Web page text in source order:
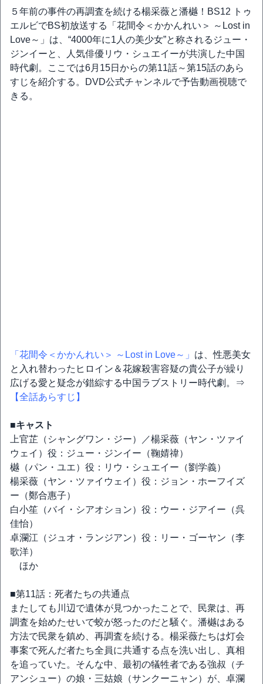
５年前の事件の再調査を続ける楊采薇と潘樾！BS12 トゥ
エルビでBS初放送する「花間令＜かかんれい＞ ～Lost in
Love～」は、“4000年に1人の美少女”と称されるジュー・
ジンイーと、人気俳優リウ・シュエイーが共演した中国
時代劇。ここでは6月15日からの第11話～第15話のあら
すじを紹介する。DVD公式チャンネルで予告動画視聴で
きる。
「花間令＜かかんれい＞ ～Lost in Love～」 は、性悪美女
と入れ替わったヒロイン＆花嫁殺害容疑の貴公子が繰り
広げる愛と疑念が錯綜する中国ラブストリー時代劇。⇒
【全話あらすじ】
■キャスト
上官芷（シャングワン・ジー）／楊采薇（ヤン・ツァイ
ウェイ）役：ジュー・ジンイー（鞠婧禕）
樾（パン・ユエ）役：リウ・シュエイー（劉学義）
楊采薇（ヤン・ツァイウェイ）役：ジョン・ホーフイズ
ー（鄭合惠子）
白小笙（バイ・シアオション）役：ウー・ジアイー（呉
佳怡）
卓瀾江（ジュオ・ランジアン）役：リー・ゴーヤン（李
歌洋）
ほか
■第11話：死者たちの共通点
またしても川辺で遺体が見つかったことで、民衆は、再
調査を始めたせいで蛟が怒ったのだと騒ぐ。潘樾はある
方法で民衆を鎮め、再調査を続ける。楊采薇たちは灯会
事案で死んだ者たち全員に共通する点を洗い出し、真相
を追っていた。そんな中、最初の犠牲者である強叔（チ
アンシュー）の娘・三姑娘（サンクーニャン）が、卓瀾